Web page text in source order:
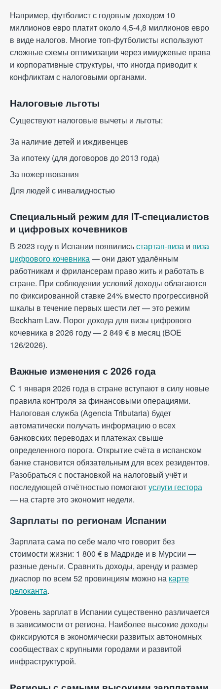
Например, футболист с годовым доходом 10
миллионов евро платит около 4,5-4,8 миллионов евро
в виде налогов. Многие топ-футболисты используют
сложные схемы оптимизации через имиджевые права
и корпоративные структуры, что иногда приводит к
конфликтам с налоговыми органами.
Налоговые льготы
Существуют налоговые вычеты и льготы:
За наличие детей и иждивенцев
За ипотеку (для договоров до 2013 года)
За пожертвования
Для людей с инвалидностью
Специальный режим для IT-специалистов
и цифровых кочевников
В 2023 году в Испании появилисьстартап-виза и виза
цифрового кочевника— они дают удалённым
работникам и фрилансерам право жить и работать в
стране. При соблюдении условий доходы облагаются
по фиксированной ставке 24% вместо прогрессивной
шкалы в течение первых шести лет — это режим
Beckham Law. Порог дохода для визы цифрового
кочевника в 2026 году — 2 849 € в месяц (BOE
126/2026).
Важные изменения с 2026 года
С 1 января 2026 года в стране вступают в силу новые
правила контроля за финансовыми операциями.
Налоговая служба (Agencia Tributaria) будет
автоматически получать информацию о всех
банковских переводах и платежах свыше
определенного порога. Открытие счёта в испанском
банке становится обязательным для всех резидентов.
Разобраться с постановкой на налоговый учёт и
последующей отчётностью помогаютуслуги гестора
— на старте это экономит недели.
Зарплаты по регионам Испании
Зарплата сама по себе мало что говорит без
стоимости жизни: 1 800 € в Мадриде и в Мурсии —
разные деньги. Сравнить доходы, аренду и размер
диаспор по всем 52 провинциям можно на карте
релоканта.
Уровень зарплат в Испании существенно различается
в зависимости от региона. Наиболее высокие доходы
фиксируются в экономически развитых автономных
сообществах с крупными городами и развитой
инфраструктурой.